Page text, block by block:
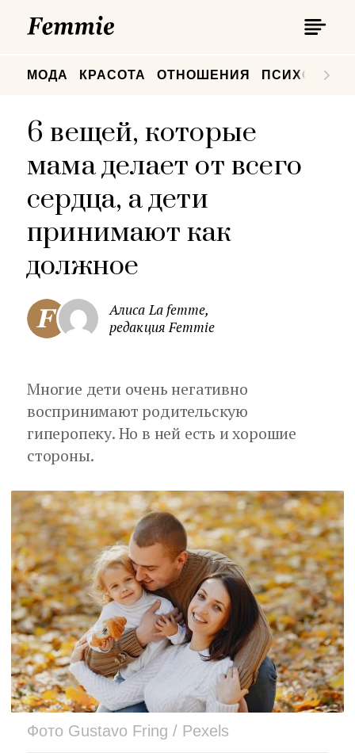
МОДА КРАСОТА ОТНОШЕНИЯ
6 вещей, которые
мама делает от всего
сердца, а дети
принимают как
должное
Алиса La femme,
редакция Femmie
Многие дети очень негативно
воспринимают родительскую
гиперопеку. Но в ней есть и хорошие
стороны.
Фото Gustavo Fring / Pexels